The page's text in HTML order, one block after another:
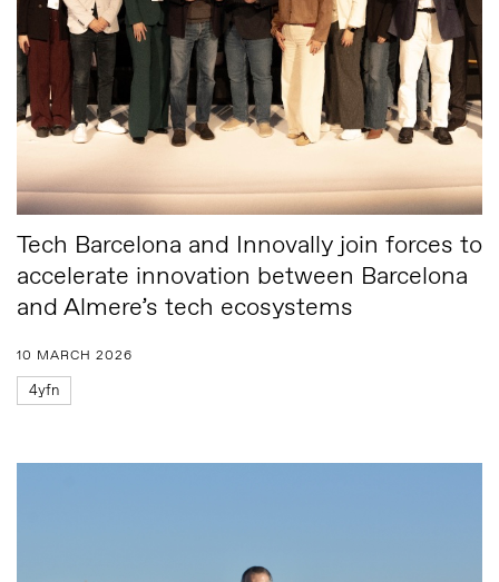
Tech Barcelona and Innovally join forces to
accelerate innovation between Barcelona
and Almere’s tech ecosystems
10 MARCH 2026
4yfn